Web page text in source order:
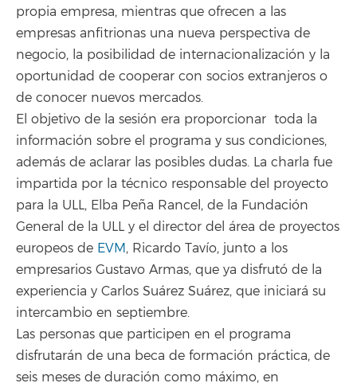
propia empresa, mientras que ofrecen a las
empresas anfitrionas una nueva perspectiva de
negocio, la posibilidad de internacionalización y la
oportunidad de cooperar con socios extranjeros o
de conocer nuevos mercados.
El objetivo de la sesión era proporcionar toda la
información sobre el programa y sus condiciones,
además de aclarar las posibles dudas. La charla fue
impartida por la técnico responsable del proyecto
para la ULL, Elba Peña Rancel, de la Fundación
General de la ULL y el director del área de proyectos
europeos de EVM, Ricardo Tavío, junto a los
empresarios Gustavo Armas, que ya disfrutó de la
experiencia y Carlos Suárez Suárez, que iniciará su
intercambio en septiembre.
Las personas que participen en el programa
disfrutarán de una beca de formación práctica, de
seis meses de duración como máximo, en